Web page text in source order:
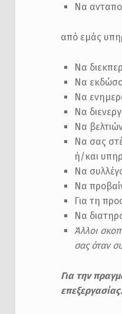
Να
από εμάς
Να
Να
Να
Να
Να
Να σας
ή/και
Να
Να
Για τη
Να
Άλλοι
σας όταν
Για την
επεξεργασίας.